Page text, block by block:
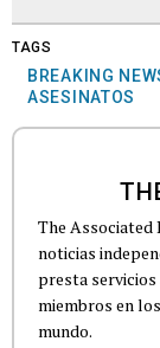
TAGS
BREAKING
ASESINATOS
The Associated
noticias
presta
miembros en
mundo.